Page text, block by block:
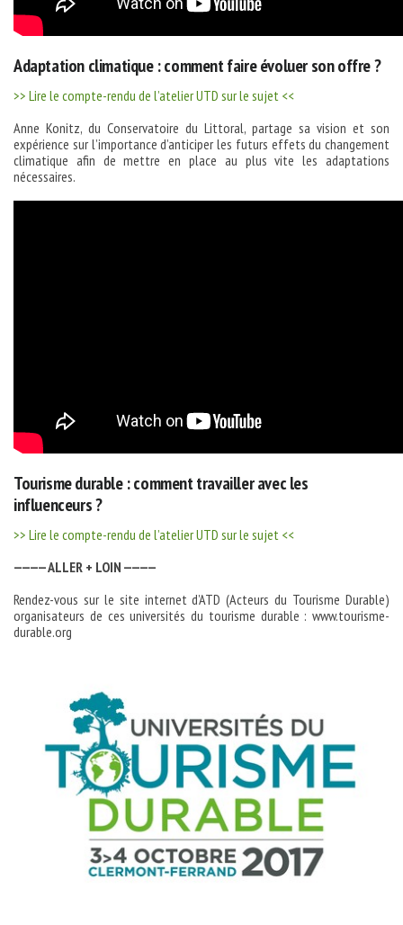
Adaptation climatique : comment faire évoluer son offre ?
>> Lire le compte-rendu de l’atelier UTD sur le sujet <<
Anne Konitz, du Conservatoire du Littoral, partage sa vision et son
expérience sur l’importance d’anticiper les futurs effets du changement
climatique afin de mettre en place au plus vite les adaptations
nécessaires.
Tourisme durable : comment travailler avec les
influenceurs ?
>> Lire le compte-rendu de l’atelier UTD sur le sujet <<
———— ALLER + LOIN ————
Rendez-vous sur le site internet d’ATD (Acteurs du Tourisme Durable)
organisateurs de ces universités du tourisme durable : www.tourisme-
durable.org